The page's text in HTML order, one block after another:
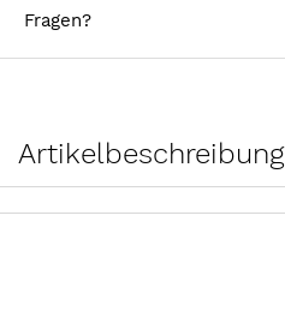
Fragen?
Artikelbeschreibung